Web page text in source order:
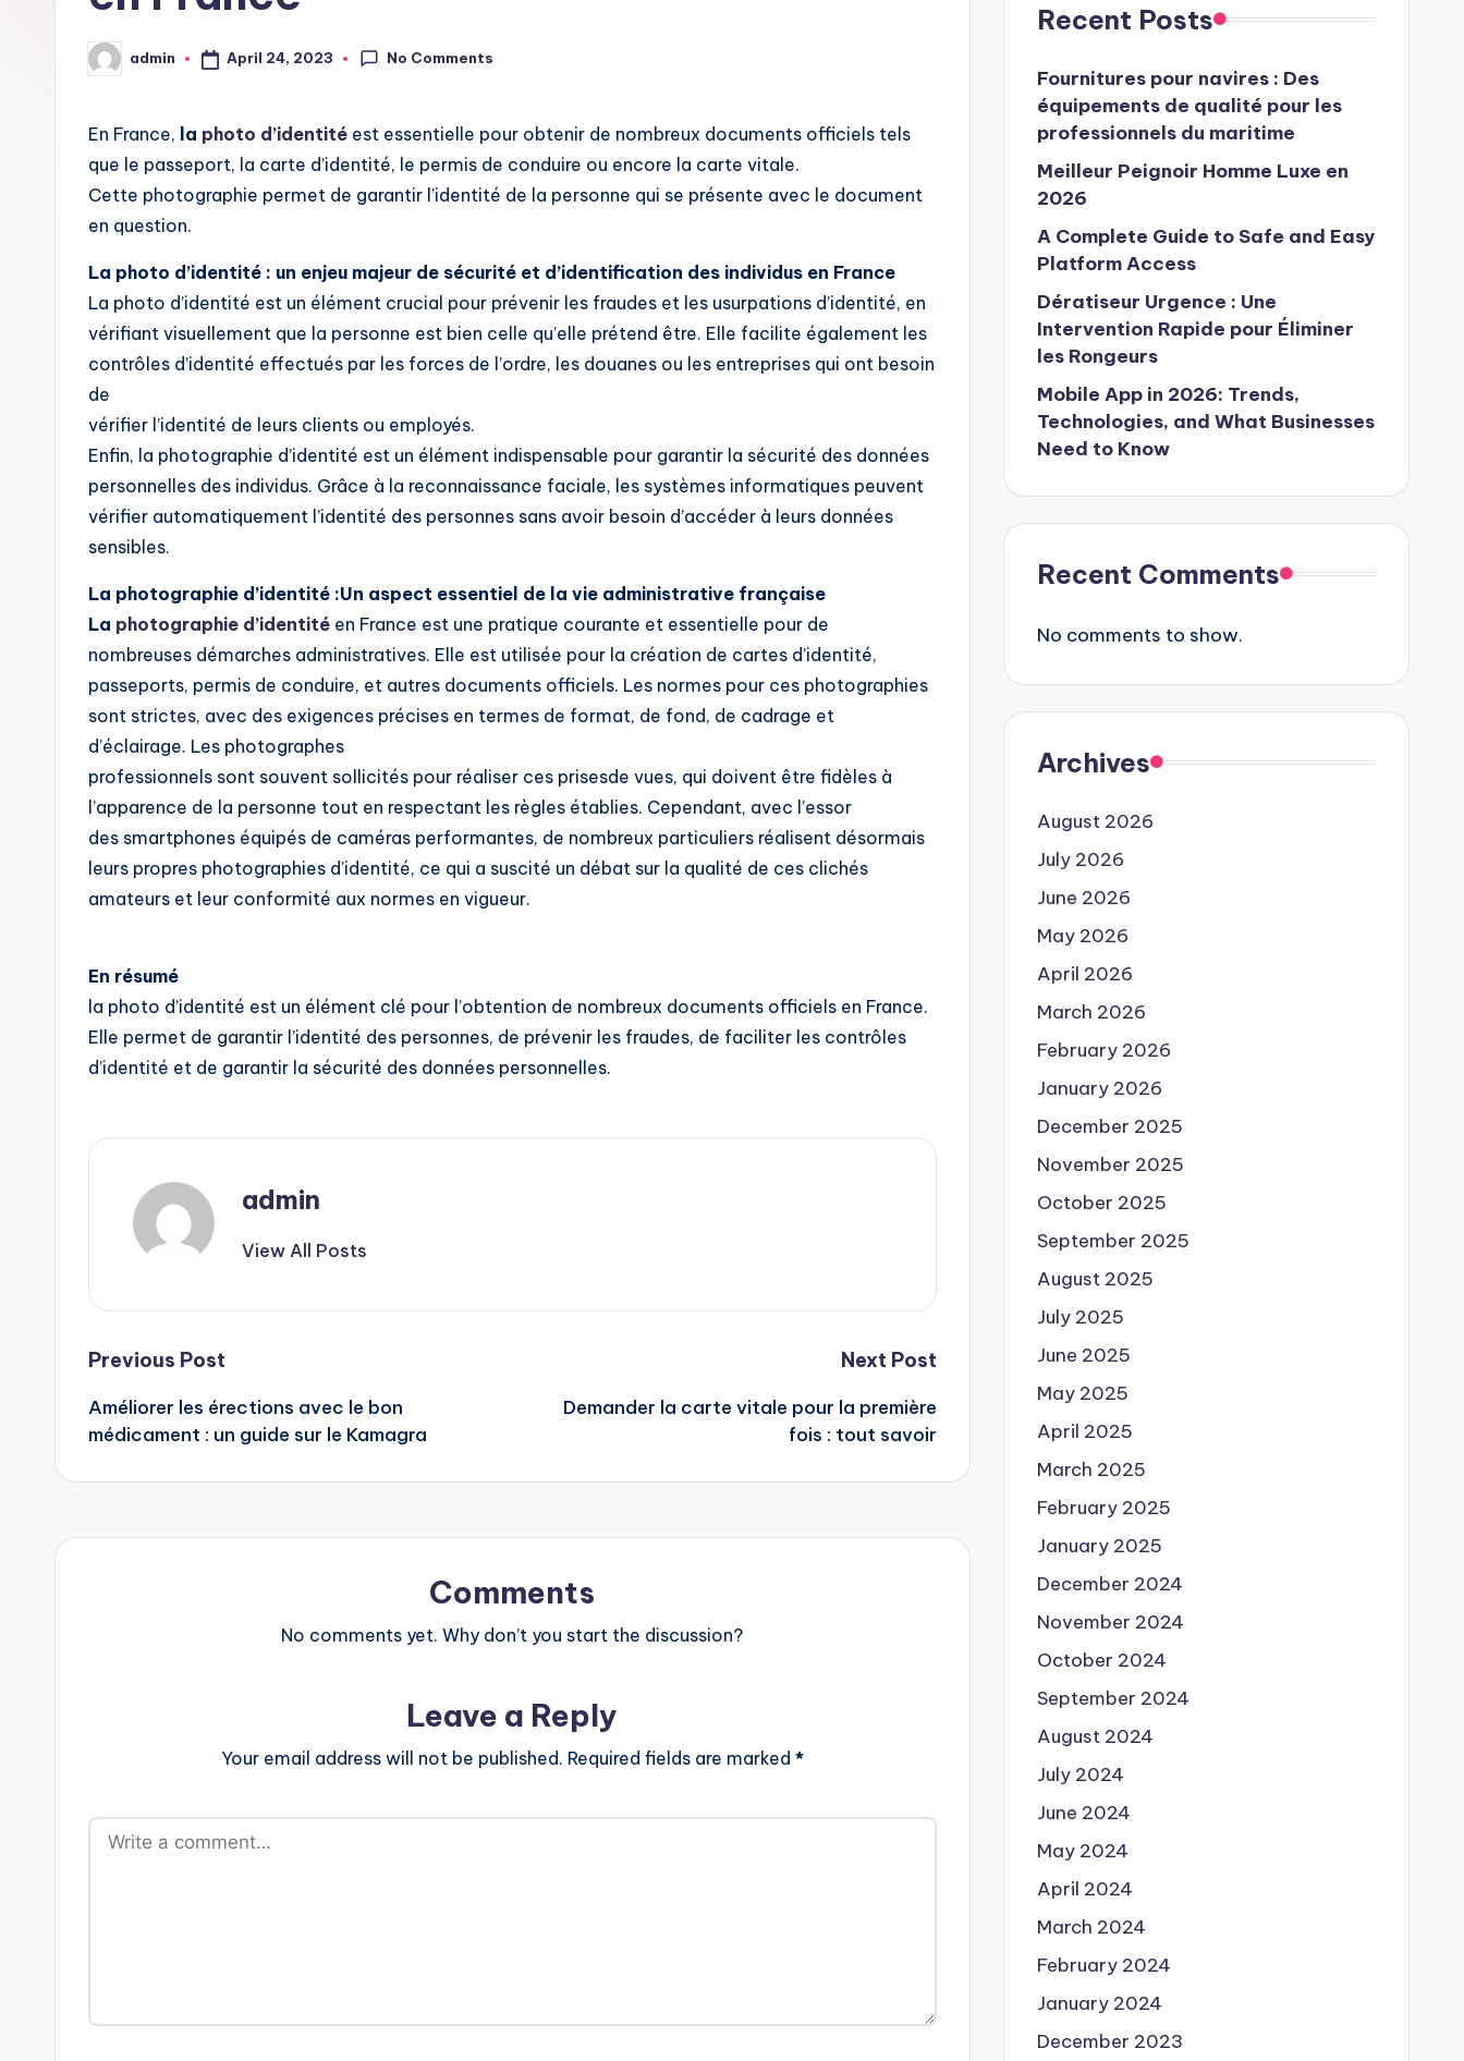
Posted
by
admin April 24, 2023 No Comments
En France, la photo d’identité est essentielle pour obtenir de nombreux documents officiels tels
que le passeport, la carte d’identité, le permis de conduire ou encore la carte vitale.
Cette photographie permet de garantir l’identité de la personne qui se présente avec le document
en question.
La photo d’identité : un enjeu majeur de sécurité et d’identification des individus en France
La photo d’identité est un élément crucial pour prévenir les fraudes et les usurpations d’identité, en
vérifiant visuellement que la personne est bien celle qu’elle prétend être. Elle facilite également les
contrôles d’identité effectués par les forces de l’ordre, les douanes ou les entreprises qui ont besoin
de
vérifier l’identité de leurs clients ou employés.
Enfin, la photographie d’identité est un élément indispensable pour garantir la sécurité des données
personnelles des individus. Grâce à la reconnaissance faciale, les systèmes informatiques peuvent
vérifier automatiquement l’identité des personnes sans avoir besoin d’accéder à leurs données
sensibles.
La photographie d’identité :Un aspect essentiel de la vie administrative française
La photographie d’identité en France est une pratique courante et essentielle pour de
nombreuses démarches administratives. Elle est utilisée pour la création de cartes d’identité,
passeports, permis de conduire, et autres documents officiels. Les normes pour ces photographies
sont strictes, avec des exigences précises en termes de format, de fond, de cadrage et
d’éclairage. Les photographes
professionnels sont souvent sollicités pour réaliser ces prisesde vues, qui doivent être fidèles à
l’apparence de la personne tout en respectant les règles établies. Cependant, avec l’essor
des smartphones équipés de caméras performantes, de nombreux particuliers réalisent désormais
leurs propres photographies d’identité, ce qui a suscité un débat sur la qualité de ces clichés
amateurs et leur conformité aux normes en vigueur.
En résumé
la photo d’identité est un élément clé pour l’obtention de nombreux documents officiels en France.
Elle permet de garantir l’identité des personnes, de prévenir les fraudes, de faciliter les contrôles
d’identité et de garantir la sécurité des données personnelles.
admin
View All Posts
Post
navigation
Previous Post
Améliorer les érections avec le bon
médicament : un guide sur le Kamagra
Next Post
Demander la carte vitale pour la première
fois : tout savoir
Comments
No comments yet. Why don’t you start the discussion?
Leave a Reply
Your email address will not be published. Required fields are marked *
Recent Posts
Fournitures pour navires : Des
équipements de qualité pour les
professionnels du maritime
Meilleur Peignoir Homme Luxe en
2026
A Complete Guide to Safe and Easy
Platform Access
Dératiseur Urgence : Une
Intervention Rapide pour Éliminer
les Rongeurs
Mobile App in 2026: Trends,
Technologies, and What Businesses
Need to Know
Recent Comments
No comments to show.
Archives
August 2026
July 2026
June 2026
May 2026
April 2026
March 2026
February 2026
January 2026
December 2025
November 2025
October 2025
September 2025
August 2025
July 2025
June 2025
May 2025
April 2025
March 2025
February 2025
January 2025
December 2024
November 2024
October 2024
September 2024
August 2024
July 2024
June 2024
May 2024
April 2024
March 2024
February 2024
January 2024
December 2023